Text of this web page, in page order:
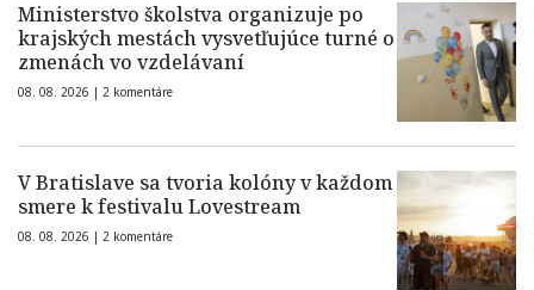
Ministerstvo školstva organizuje po
krajských mestách vysvetľujúce turné o
zmenách vo vzdelávaní
08. 08. 2026 | 2 komentáre
V Bratislave sa tvoria kolóny v každom
smere k festivalu Lovestream
08. 08. 2026 | 2 komentáre